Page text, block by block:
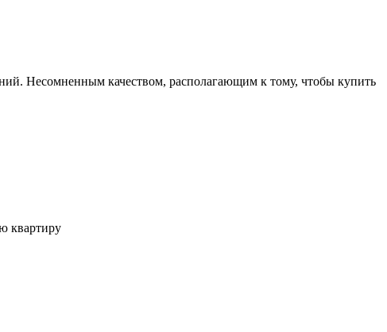
Несомненным качеством, располагающим к тому, чтобы купить
квартиру